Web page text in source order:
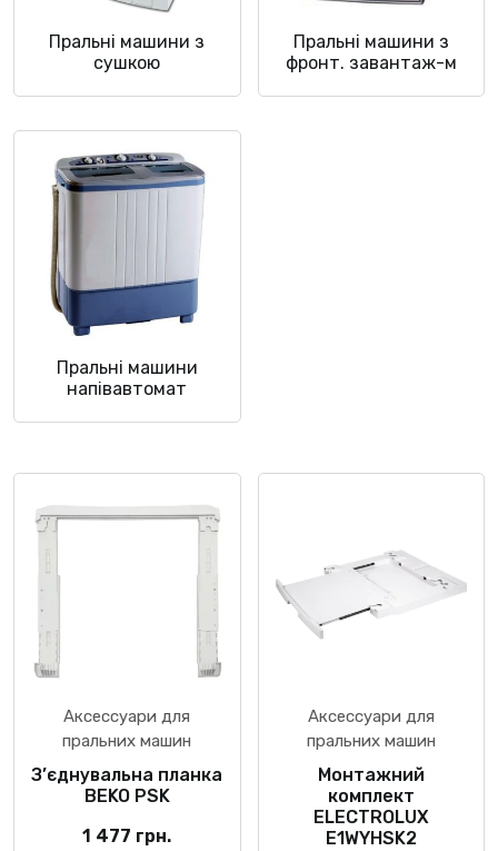
Пральні машини з
сушкою
Пральні машини з
фронт. завантаж-м
Пральні машини
напівавтомат
Аксессуари для
пральних машин
З’єднувальна планка
BEKO PSK
1 477 грн.
Аксессуари для
пральних машин
Монтажний
комплект
ELECTROLUX
E1WYHSK2